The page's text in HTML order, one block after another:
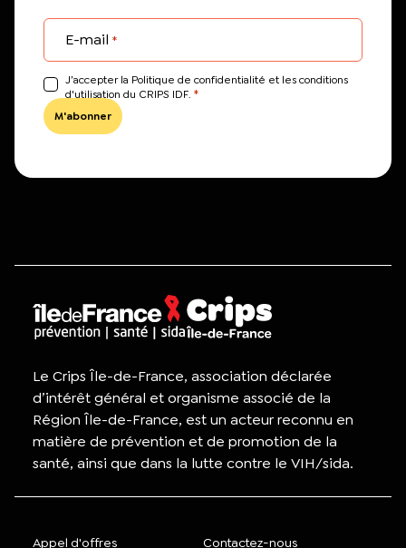
E-mail *
J’accepter la Politique de confidentialité et les conditions
d'utilisation du CRIPS IDF. *
Le Crips Île-de-France, association déclarée
d’intérêt général et organisme associé de la
Région Île-de-France, est un acteur reconnu en
matière de prévention et de promotion de la
santé, ainsi que dans la lutte contre le VIH/sida.
Appel d'offres Contactez-nous